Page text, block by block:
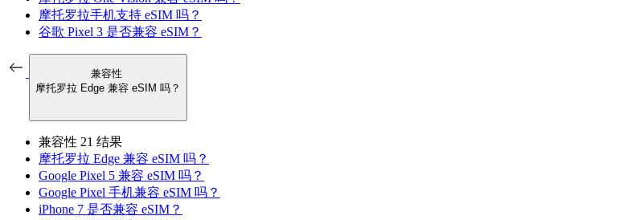
摩托罗拉手机支持 eSIM 吗？
谷歌 Pixel 3 是否兼容 eSIM？
兼容性
摩托罗拉 Edge 兼容 eSIM 吗？
兼容性 21 结果
摩托罗拉 Edge 兼容 eSIM 吗？
Google Pixel 5 兼容 eSIM 吗？
Google Pixel 手机兼容 eSIM 吗？
iPhone 7 是否兼容 eSIM？